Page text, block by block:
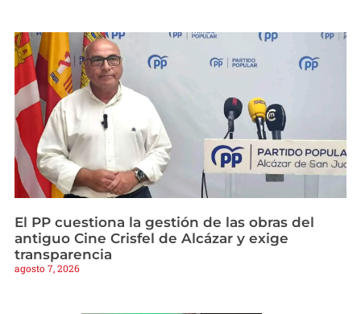
El PP cuestiona la gestión de las obras del
antiguo Cine Crisfel de Alcázar y exige
transparencia
agosto 7, 2026